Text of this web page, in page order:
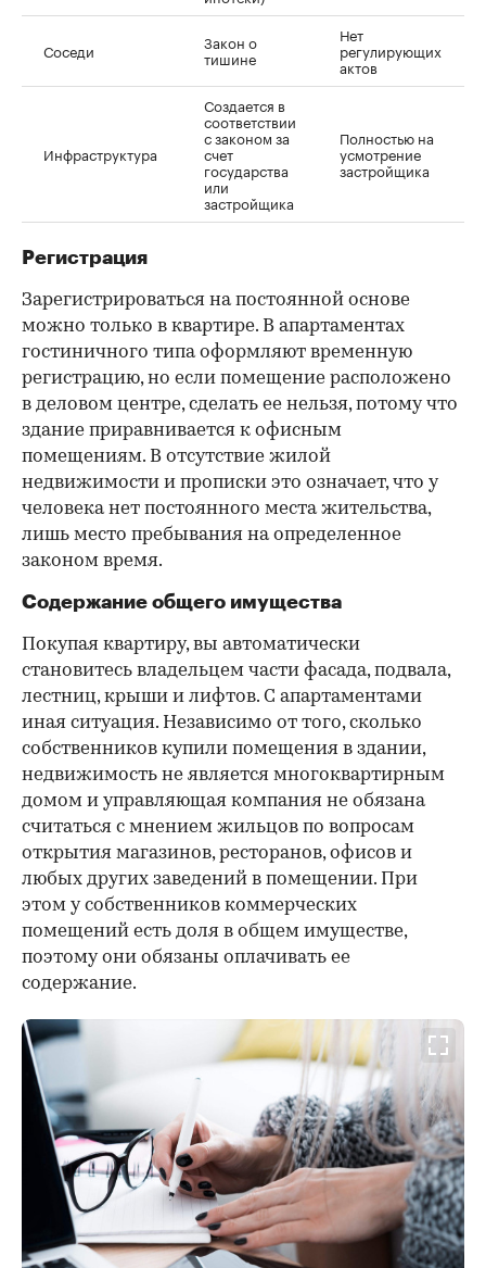
Соседи Закон о
тишине
Нет
регулирующих
актов
Инфраструктура
Создается в
соответствии
с законом за
счет
государства
или
застройщика
Полностью на
усмотрение
застройщика
Регистрация
Зарегистрироваться на постоянной основе
можно только в квартире. В апартаментах
гостиничного типа оформляют временную
регистрацию, но если помещение расположено
в деловом центре, сделать ее нельзя, потому что
здание приравнивается к офисным
помещениям. В отсутствие жилой
недвижимости и прописки это означает, что у
человека нет постоянного места жительства,
лишь место пребывания на определенное
законом время.
Содержание общего имущества
Покупая квартиру, вы автоматически
становитесь владельцем части фасада, подвала,
лестниц, крыши и лифтов. С апартаментами
иная ситуация. Независимо от того, сколько
собственников купили помещения в здании,
недвижимость не является многоквартирным
домом и управляющая компания не обязана
считаться с мнением жильцов по вопросам
открытия магазинов, ресторанов, офисов и
любых других заведений в помещении. При
этом у собственников коммерческих
помещений есть доля в общем имуществе,
поэтому они обязаны оплачивать ее
содержание.